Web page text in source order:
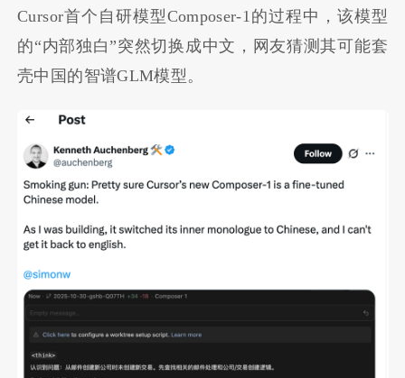
Cursor首个自研模型Composer-1的过程中，该模型
的“内部独白”突然切换成中文，网友猜测其可能套
壳中国的智谱GLM模型。